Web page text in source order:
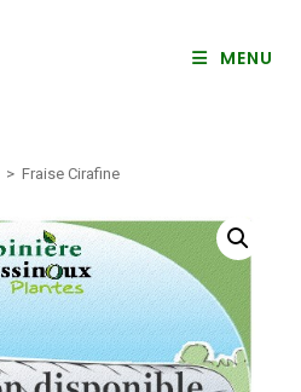
MENU
> Fraise Cirafine